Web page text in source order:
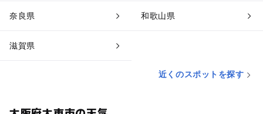
奈良県 和歌山県
滋賀県
近くのスポットを探す